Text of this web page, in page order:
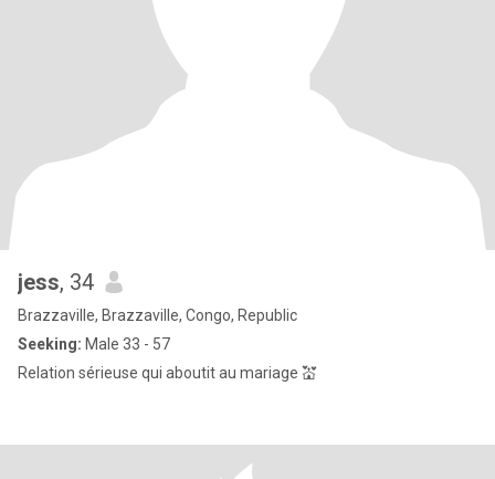
jess, 34
Brazzaville, Brazzaville, Congo, Republic
Seeking: Male 33 - 57
Relation sérieuse qui aboutit au mariage 💒